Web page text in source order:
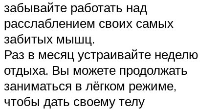
забывайте работать над
расслаблением своих самых
забитых мышц.
Раз в месяц устраивайте неделю
отдыха. Вы можете продолжать
заниматься в лёгком режиме,
чтобы дать своему телу